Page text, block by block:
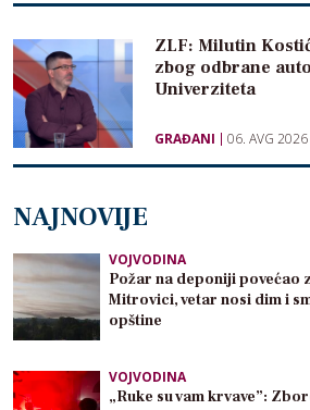
ZLF: Milutin
zbog odbrane
Univerziteta
GRAĐANI 06. AVG 2026
NAJNOVIJE
VOJVODINA
Požar na deponiji povećao
Mitrovici, vetar nosi dim i
opštine
VOJVODINA
„Ruke su vam krvave”: